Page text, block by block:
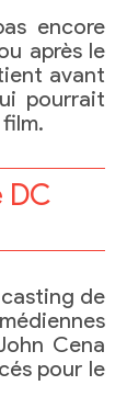
encore
après le
avant
pourrait
DC
de
Cena
pour le